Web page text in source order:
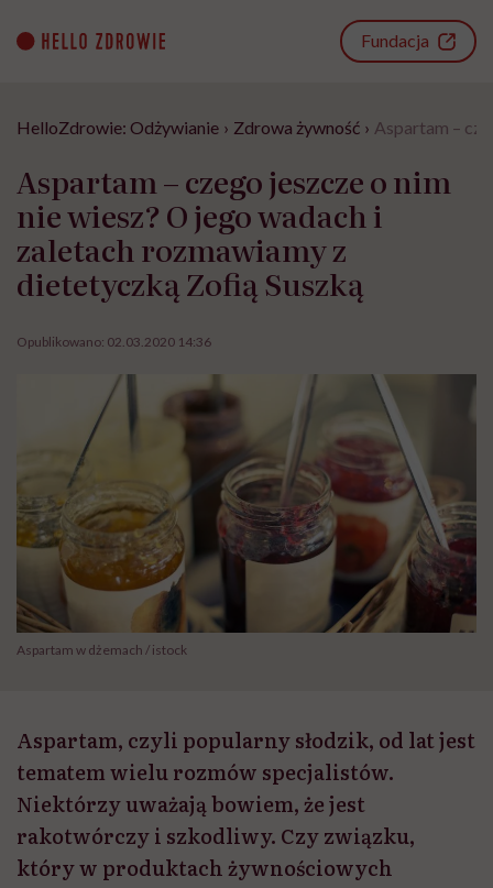
content
Fundacja
HelloZdrowie: Odżywianie › Zdrowa żywność › Aspartam –
Aspartam – czego jeszcze o nim
nie wiesz? O jego wadach i
zaletach rozmawiamy z
dietetyczką Zofią Suszką
Opublikowano: 02.03.2020 14:36
Aspartam w dżemach / istock
Aspartam, czyli popularny słodzik, od lat jest
tematem wielu rozmów specjalistów.
Niektórzy uważają bowiem, że jest
rakotwórczy i szkodliwy. Czy związku,
który w produktach żywnościowych